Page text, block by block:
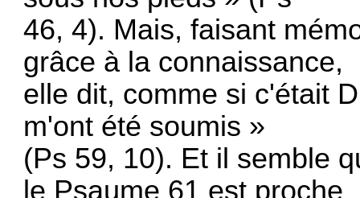
46, 4). Mais, faisant
grâce à la connaissance,
elle dit, comme si c'était
m'ont été soumis »
(Ps 59, 10). Et il semble
le Psaume 61 est proche